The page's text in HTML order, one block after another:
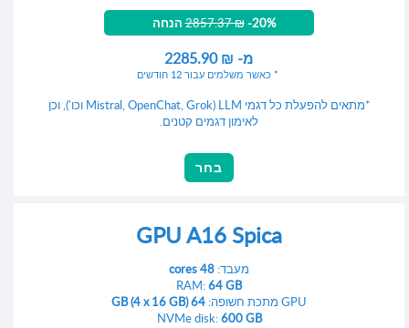
2857.37 ₪-20% הנחה
מ- 2285.90 ₪
כאשר משלמים עבור 12 חודשים
*מתאים להפעלת כל דגמי LLM (Mistral, OpenChat, Grok וכו'), וכן
לאימון דגמים קטנים.
בחר
GPU A16 Spica
מעבד: 48 cores
RAM:64 GB
GPU מתכת חשופה:
64 GB (4 x 16 GB)
NVMe disk:600 GB